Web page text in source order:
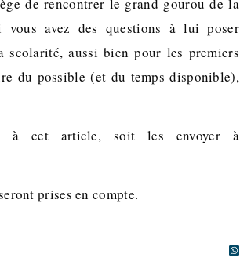
avez des questions à lui poser
aussi bien pour les premiers
du possible (et du temps disponible),
à cet article, soit les envoyer à
prises en compte.